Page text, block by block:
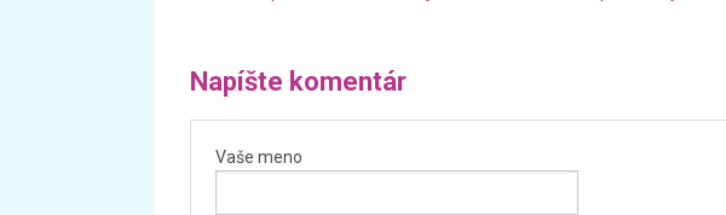
Napíšte komentár
Vaše meno